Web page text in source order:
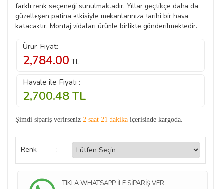
farklı renk seçeneği sunulmaktadır. Yıllar geçtikçe daha da
güzelleşen patina etkisiyle mekanlarınıza tarihi bir hava
katacaktır. Montaj vidaları ürünle birlikte gönderilmektedir.
Ürün Fiyat:
2,784.00 TL
Havale ile Fiyatı :
2,700.48TL
Şimdi sipariş verirseniz 2 saat 21 dakika içerisinde kargoda.
Renk :
TIKLA WHATSAPP İLE SİPARİŞ VER